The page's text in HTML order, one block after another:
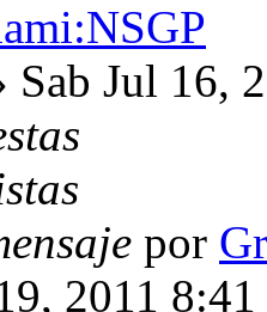
Sab Jul 16,
por
2011 8:41